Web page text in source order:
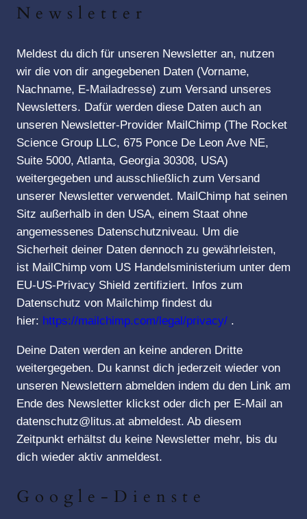
Newsletter
Meldest du dich für unseren Newsletter an, nutzen
wir die von dir angegebenen Daten (Vorname,
Nachname, E-Mailadresse) zum Versand unseres
Newsletters. Dafür werden diese Daten auch an
unseren Newsletter-Provider MailChimp (The Rocket
Science Group LLC, 675 Ponce De Leon Ave NE,
Suite 5000, Atlanta, Georgia 30308, USA)
weitergegeben und ausschließlich zum Versand
unserer Newsletter verwendet. MailChimp hat seinen
Sitz außerhalb in den USA, einem Staat ohne
angemessenes Datenschutzniveau. Um die
Sicherheit deiner Daten dennoch zu gewährleisten,
ist MailChimp vom US Handelsministerium unter dem
EU-US-Privacy Shield zertifiziert. Infos zum
Datenschutz von Mailchimp findest du
hier: https://mailchimp.com/legal/privacy/ .
Deine Daten werden an keine anderen Dritte
weitergegeben. Du kannst dich jederzeit wieder von
unseren Newslettern abmelden indem du den Link am
Ende des Newsletter klickst oder dich per E-Mail an
datenschutz@litus.at abmeldest. Ab diesem
Zeitpunkt erhältst du keine Newsletter mehr, bis du
dich wieder aktiv anmeldest.
Google-Dienste